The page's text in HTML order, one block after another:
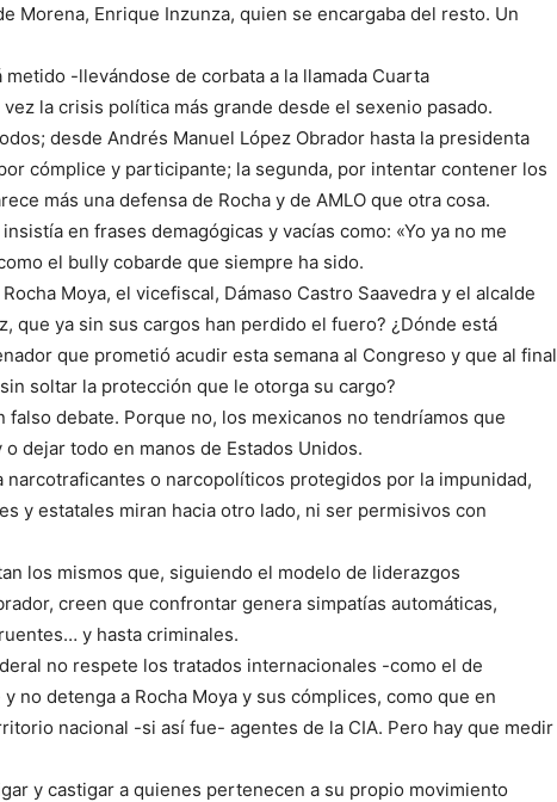
Morena, Enrique Inzunza, quien se encargaba del resto. Un
metido -llevándose de corbata a la llamada Cuarta
la crisis política más grande desde el sexenio pasado.
desde Andrés Manuel López Obrador hasta la presidenta
cómplice y participante; la segunda, por intentar contener los
más una defensa de Rocha y de AMLO que otra cosa.
en frases demagógicas y vacías como: «Yo ya no me
el bully cobarde que siempre ha sido.
Moya, el vicefiscal, Dámaso Castro Saavedra y el alcalde
que ya sin sus cargos han perdido el fuero? ¿Dónde está
que prometió acudir esta semana al Congreso y que al final
soltar la protección que le otorga su cargo?
falso debate. Porque no, los mexicanos no tendríamos que
dejar todo en manos de Estados Unidos.
narcotraficantes o narcopolíticos protegidos por la impunidad,
y estatales miran hacia otro lado, ni ser permisivos con
los mismos que, siguiendo el modelo de liderazgos
creen que confrontar genera simpatías automáticas,
y hasta criminales.
no respete los tratados internacionales -como el de
no detenga a Rocha Moya y sus cómplices, como que en
nacional -si así fue- agentes de la CIA. Pero hay que medir
y castigar a quienes pertenecen a su propio movimiento